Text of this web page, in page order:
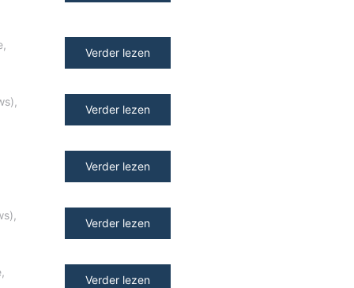
,
Verder lezen
,
Verder lezen
Verder lezen
,
Verder lezen
,
Verder lezen